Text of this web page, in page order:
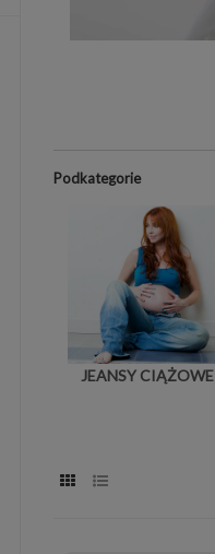
Podkategorie
JEANSY CIĄŻOWE